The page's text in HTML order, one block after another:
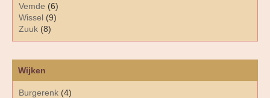
Vemde (6)
Wissel (9)
Zuuk (8)
Wijken
Burgerenk (4)